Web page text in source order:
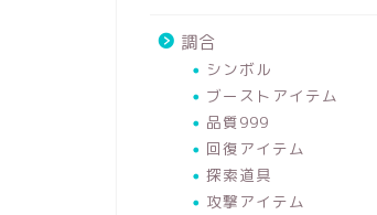
調合
シンボル
ブーストアイテム
品質999
回復アイテム
探索道具
攻撃アイテム